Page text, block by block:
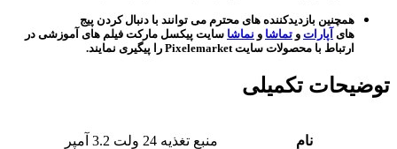
همچنین بازدیدکننده های محترم می توانند با دنبال کردن پیج
های آپارات و تماشا و نماشا سایت پیکسل مارکت فیلم های آموزشی در
ارتباط با محصولات سایت Pixelemarket را پیگیری نمایند.
توضیحات تکمیلی
نام منبع تغذیه 24 ولت 3.2 آمپر